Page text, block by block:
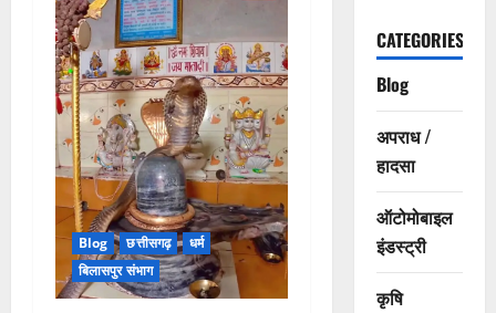
Blog छत्तीसगढ़
धर्म
बिलासपुर संभाग
CATEGORIES
Blog
अपराध /
हादसा
ऑटोमोबाइल
इंडस्ट्री
कृषि